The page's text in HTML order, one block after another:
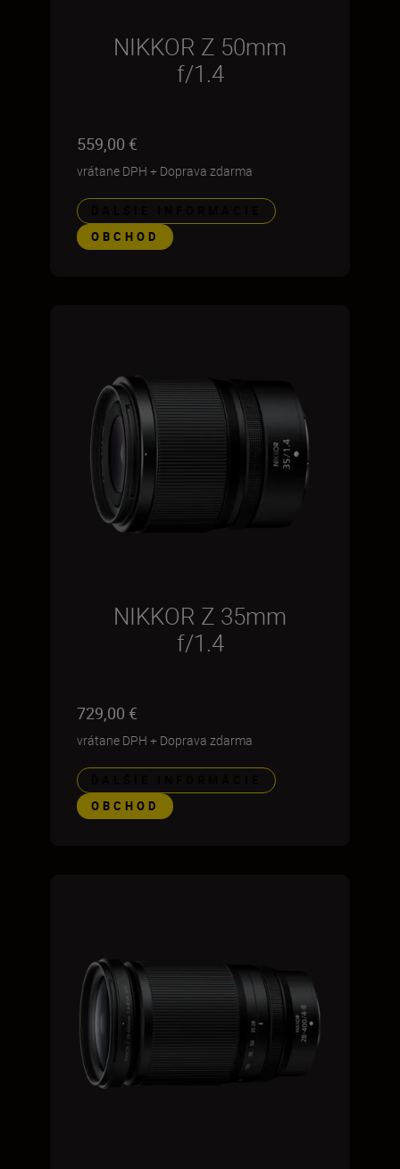
NIKKOR Z 50mm
f/1.4
559,00 €
vrátane DPH + Doprava zdarma
OBCHOD
NIKKOR Z 35mm
f/1.4
729,00 €
vrátane DPH + Doprava zdarma
OBCHOD